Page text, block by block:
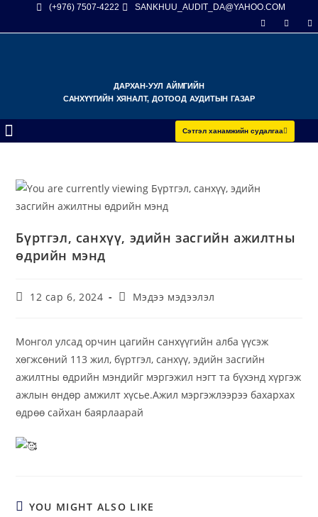
(+976) 7507-4222 SANKHUU_AUDIT_DA@YAHOO.COM
ДАРХАН-УУЛ АЙМГИЙН
САНХҮҮГИЙН ХЯНАЛТ, ДОТООД АУДИТЫН ГАЗАР
Сэтгэл ханамжийн судалгаа
Бүртгэл, санхүү, эдийн засгийн ажилтны
өдрийн мэнд
12 сар 6, 2024 Мэдээ мэдээлэл
Монгол улсад орчин цагийн санхүүгийн алба үүсэж
хөгжсөний 113 жил, бүртгэл, санхүү, эдийн засгийн
ажилтны өдрийн мэндийг мэргэжил нэгт та бүхэнд хүргэж
ажлын өндөр амжилт хүсье.Ажил мэргэжлээрээ бахархах
өдрөө сайхан баярлаарай
YOU MIGHT ALSO LIKE